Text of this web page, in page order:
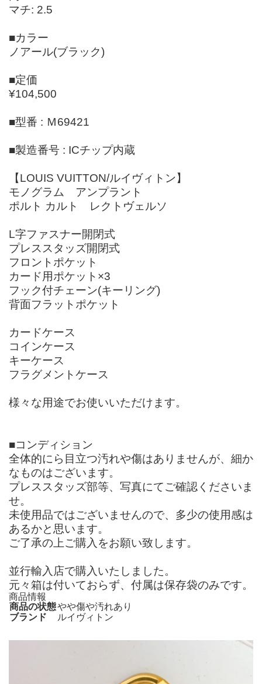
マチ: 2.5
■カラー
ノアール(ブラック)
■定価
¥104,500
■型番 : Ｍ69421
■製造番号 : ICチップ内蔵
【LOUIS VUITTON/ルイヴィトン】
モノグラム アンプラント
ポルト カルト レクトヴェルソ
L字ファスナー開閉式
プレススタッズ開閉式
フロントポケット
カード用ポケット×3
フック付チェーン(キーリング)
背面フラットポケット
カードケース
コインケース
キーケース
フラグメントケース
様々な用途でお使いいただけます。
■コンディション
全体的にら目立つ汚れや傷はありませんが、細か
なものはございます。
プレススタッズ部等、写真にてご確認くださいま
せ。
未使用品ではございませんので、多少の使用感は
あるかと思います。
ご了承の上ご購入をお願い致します。
並行輸入店で購入いたしました。
元々箱は付いておらず、付属は保存袋のみです。
商品情報
商品の状態やや傷や汚れあり
ブランド
ルイヴィトン